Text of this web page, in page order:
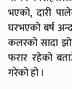
भएको, दारी
घरभएको बर्ष
कलरको सादा
फरार रहेको
गरेको हो ।